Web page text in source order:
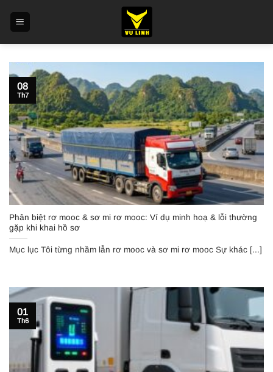
Phân biệt rơ mooc & sơ mi rơ mooc: Ví dụ minh hoạ & lỗi thường
gặp khi khai hồ sơ
Mục lục Tôi từng nhầm lẫn rơ mooc và sơ mi rơ mooc Sự khác [...]
08
Th7
01
Th6